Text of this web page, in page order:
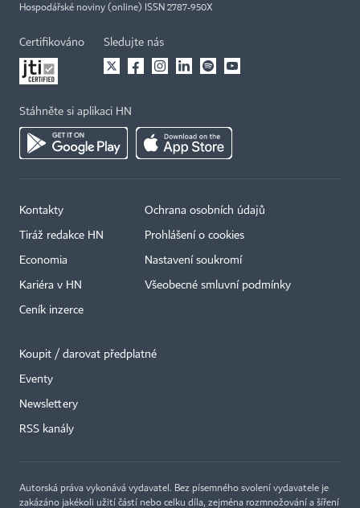
Hospodářské noviny (online) ISSN 2787-950X
Certifikováno Sledujte nás
Stáhněte si aplikaci HN
Kontakty
Tiráž redakce HN
Economia
Kariéra v HN
Ceník inzerce
Ochrana osobních údajů
Prohlášení o cookies
Nastavení soukromí
Všeobecné smluvní podmínky
Koupit / darovat předplatné
Eventy
Newslettery
RSS kanály
Autorská práva vykonává vydavatel. Bez písemného svolení vydavatele je
zakázáno jakékoli užití částí nebo celku díla, zejména rozmnožování a šíření